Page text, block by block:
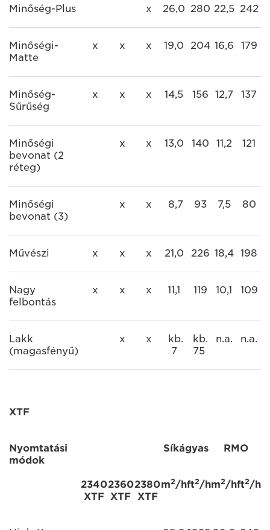
Minőség-Plus x 26,0 280 22,5 242
Minőségi-
Matte
x x x 19,0 204 16,6 179
Minőség-
Sűrűség
x x x 14,5 156 12,7 137
Minőségi
bevonat (2
réteg)
x x 13,0 140 11,2 121
Minőségi
bevonat (3)
x x 8,7 93 7,5 80
Művészi x x x 21,0 226 18,4 198
Nagy
felbontás
x x x 11,1 119 10,1 109
Lakk
(magasfényű)
x x
kb.
7
kb.
75
n.a. n.a.
XTF
Nyomtatási
módok
Síkágyas RMO
2340
XTF
2360
XTF
2380
XTF
m2/hft2/hm2/hft2/h